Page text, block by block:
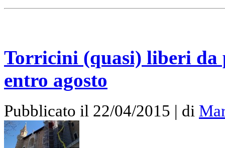
Torricini (quasi) liberi
entro agosto
Pubblicato il 22/04/2015 | di